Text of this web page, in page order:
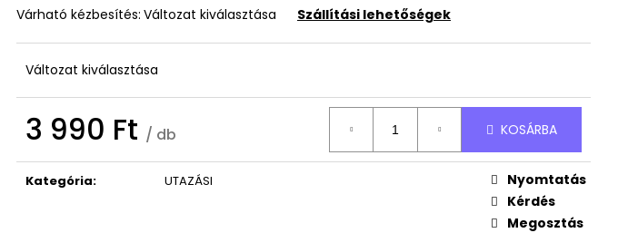
Várható kézbesítés: Változat kiválasztása Szállítási lehetőségek
Változat kiválasztása
3 990 Ft / db KOSÁRBA
Kategória: UTAZÁSI
Nyomtatás
Kérdés
Megosztás
KONTROLLER TARTÓ ÁLLVÁNY
GRAVÍROZOTT AJÁNDÉK NÉVVEL
6 790 Ft